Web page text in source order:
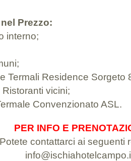
Prezzo:
interno;
Termali Residence Sorgeto
vicini;
Convenzionato ASL.
PER INFO E
Potete contattarci ai seguenti